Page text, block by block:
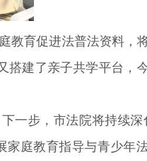
教育促进法普法资料，
搭建了亲子共学平台，
一步，市法院将持续深
家庭教育指导与青少年